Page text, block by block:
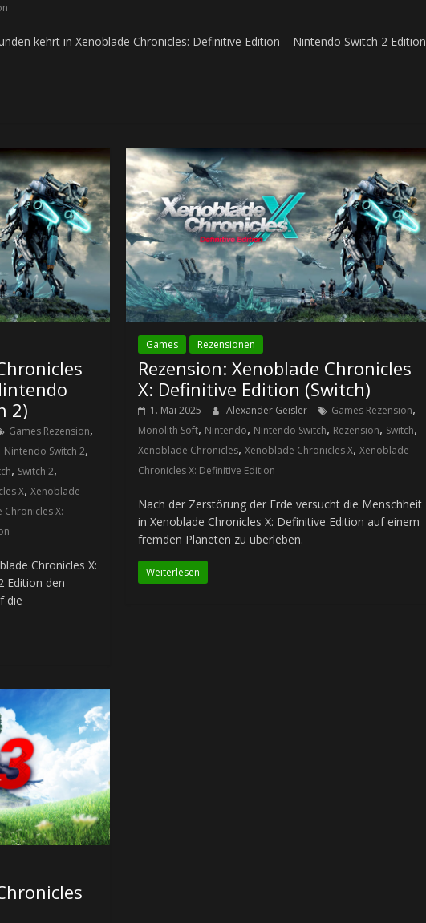
kehrt in Xenoblade Chronicles: Definitive Edition – Nintendo Switch 2 Edition
2)
Games Rezension,
Nintendo Switch 2,
, Switch 2,
X, Xenoblade
Chronicles X:
Chronicles X:
Edition den
die
Games Rezensionen
Rezension: Xenoblade Chronicles
X: Definitive Edition (Switch)
1. Mai 2025 Alexander Geisler Games Rezension,
Monolith Soft, Nintendo, Nintendo Switch, Rezension, Switch,
Xenoblade Chronicles,Xenoblade Chronicles X,Xenoblade
Chronicles X: Definitive Edition
Nach der Zerstörung der Erde versucht die Menschheit
in Xenoblade Chronicles X: Definitive Edition auf einem
fremden Planeten zu überleben.
Weiterlesen